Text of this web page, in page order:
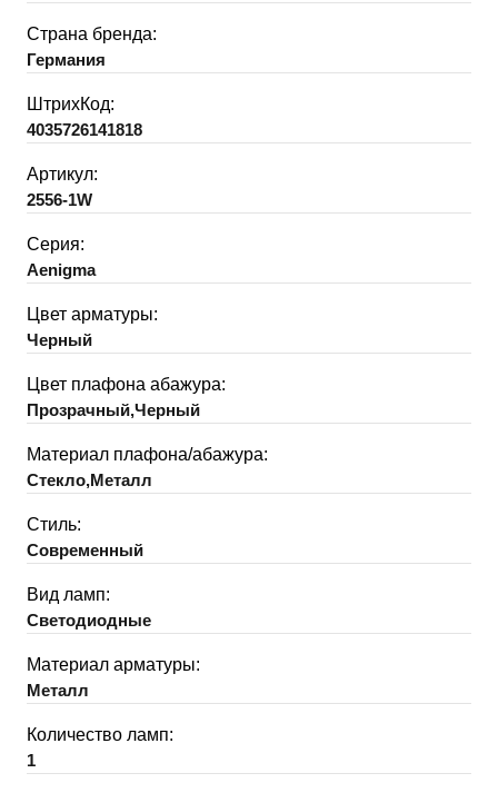
Страна бренда:
Германия
ШтрихКод:
4035726141818
Артикул:
2556-1W
Серия:
Aenigma
Цвет арматуры:
Черный
Цвет плафона абажура:
Прозрачный,Черный
Материал плафона/абажура:
Стекло,Металл
Стиль:
Современный
Вид ламп:
Светодиодные
Материал арматуры:
Металл
Количество ламп:
1